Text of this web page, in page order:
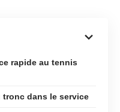
rapide au tennis
tronc dans le service